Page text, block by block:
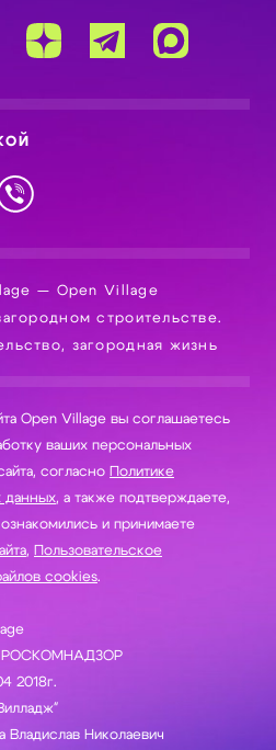
— Open Village
строительстве.
загородная жизнь
Open Village вы соглашаетесь
согласно
Политике
данных, а также подтверждаете,
и принимаете
,
Пользовательское
cookies.
РОСКОМНАДЗОР
2018г.
Владислав Николаевич